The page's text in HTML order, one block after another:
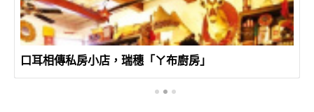
口耳相傳私房小店，瑞穗「ㄚ布廚房」